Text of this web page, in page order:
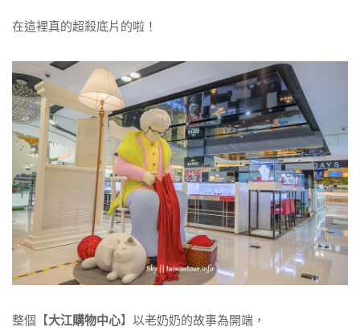
在這裡真的超殺底片的啦！
整個【大江購物中心】以老奶奶的故事為開端，